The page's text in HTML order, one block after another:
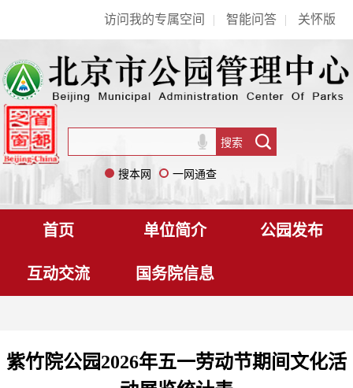
访问我的专属空间 | 智能问答 | 关怀版
搜本网 一网通查
首页 单位简介 公园发布
互动交流 国务院信息
紫竹院公园2026年五一劳动节期间文化活